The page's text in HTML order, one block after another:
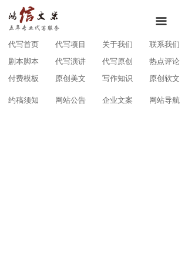
代写首页 代写项目 关于我们 联系我们
付费模板 原创美文 写作知识 原创软文
剧本脚本 代写演讲 代写原创 热点评论
约稿须知 网站公告 企业文案 网站导航
끀